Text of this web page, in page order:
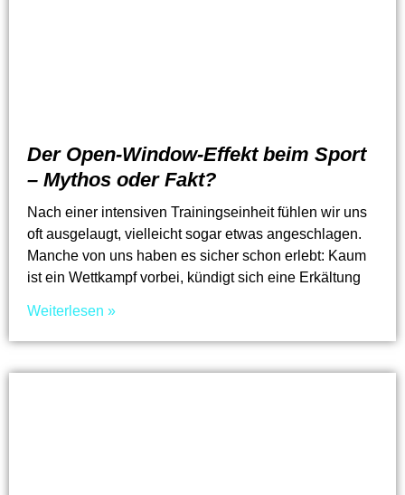
Der Open-Window-Effekt beim Sport
– Mythos oder Fakt?
Nach einer intensiven Trainingseinheit fühlen wir uns
oft ausgelaugt, vielleicht sogar etwas angeschlagen.
Manche von uns haben es sicher schon erlebt: Kaum
ist ein Wettkampf vorbei, kündigt sich eine Erkältung
Weiterlesen »